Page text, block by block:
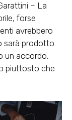
– La
forse
avrebbero
sarà prodotto
un accordo,
piuttosto che